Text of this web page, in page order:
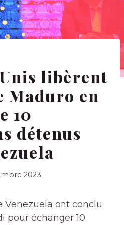
libèrent
Maduro en
10
détenus
2023
Venezuela ont conclu
pour échanger 10